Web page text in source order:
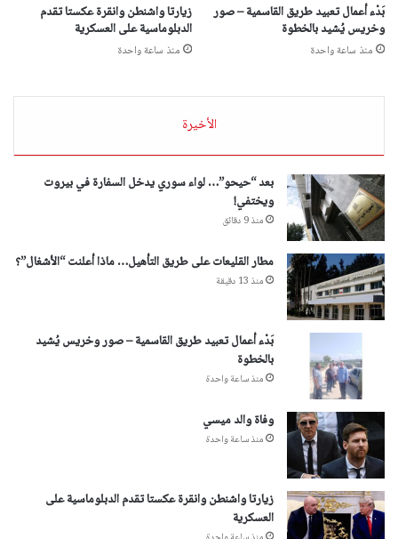
بَدْء أعمال تعبيد طريق القاسمية – صور
وخريس يُشيد بالخطوة
منذ ساعة واحدة
زيارتا واشنطن وانقرة عكستا تقدم
الدبلوماسية على العسكرية
منذ ساعة واحدة
الأخيرة
بعد “حيحو”… لواء سوري يدخل السفارة في بيروت
ويختفي!
منذ 9 دقائق
مطار القليعات على طريق التأهيل… ماذا أعلنت “الأشغال”؟
منذ 13 دقيقة
بَدْء أعمال تعبيد طريق القاسمية – صور وخريس يُشيد
بالخطوة
منذ ساعة واحدة
وفاة والد ميسي
منذ ساعة واحدة
زيارتا واشنطن وانقرة عكستا تقدم الدبلوماسية على
العسكرية